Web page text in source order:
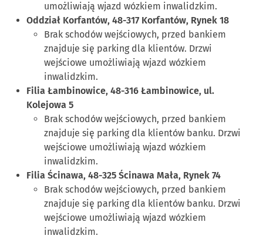
umożliwiają wjazd wózkiem inwalidzkim.
Oddział Korfantów, 48-317 Korfantów, Rynek 18
Brak schodów wejściowych, przed bankiem
znajduje się parking dla klientów. Drzwi
wejściowe umożliwiają wjazd wózkiem
inwalidzkim.
Filia Łambinowice, 48-316 Łambinowice, ul.
Kolejowa 5
Brak schodów wejściowych, przed bankiem
znajduje się parking dla klientów banku. Drzwi
wejściowe umożliwiają wjazd wózkiem
inwalidzkim.
Filia Ścinawa, 48-325 Ścinawa Mała, Rynek 74
Brak schodów wejściowych, przed bankiem
znajduje się parking dla klientów banku. Drzwi
wejściowe umożliwiają wjazd wózkiem
inwalidzkim.